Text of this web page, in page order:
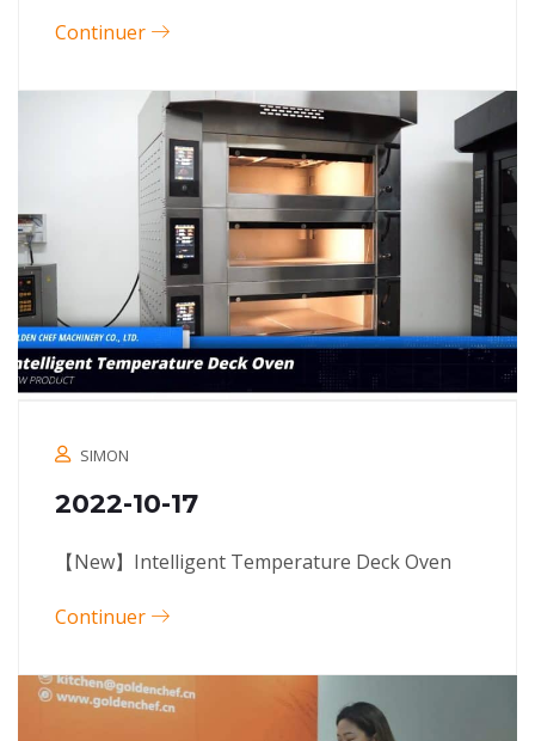
Continuer
SIMON
2022-10-17
【New】Intelligent Temperature Deck Oven
Continuer